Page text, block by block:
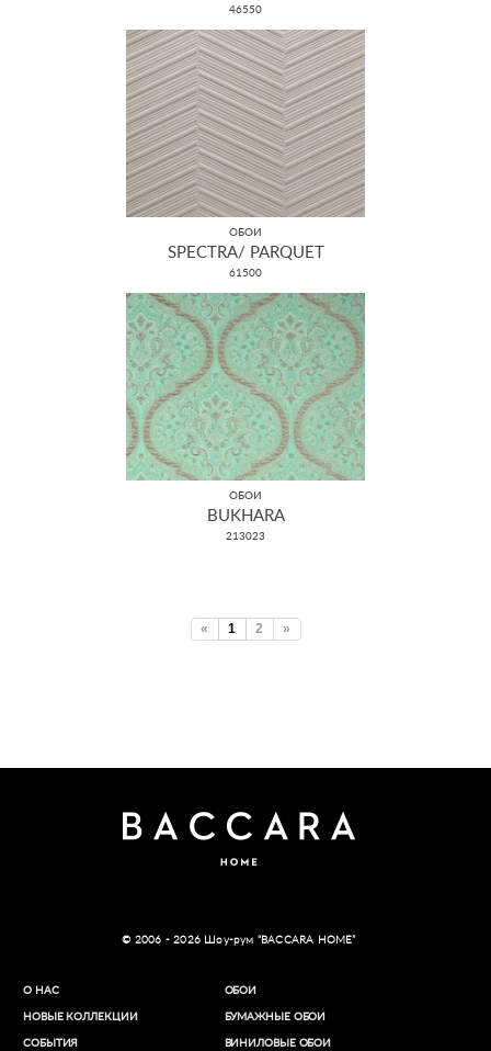
46550
ОБОИ
SPECTRA/ PARQUET
61500
ОБОИ
BUKHARA
213023
« 1 2 »
© 2006 - 2026 Шоу-рум “BACCARA HOME”
О НАС
НОВЫЕ КОЛЛЕКЦИИ
СОБЫТИЯ
ОБОИ
БУМАЖНЫЕ ОБОИ
ВИНИЛОВЫЕ ОБОИ​